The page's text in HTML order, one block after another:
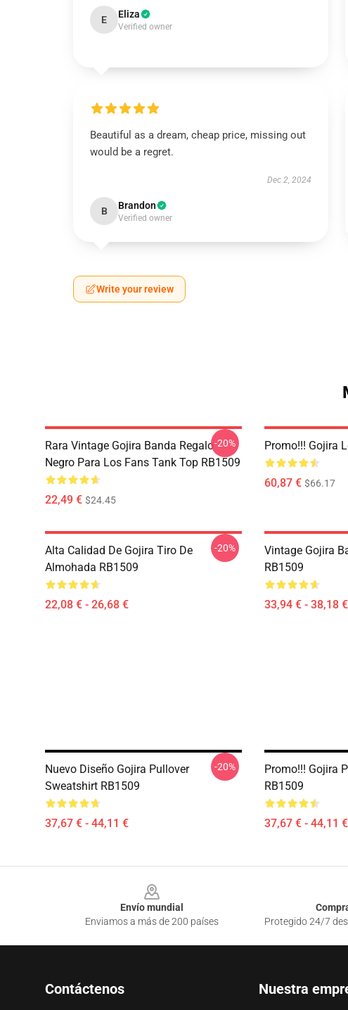
E Eliza
Verified owner
Beautiful as a dream, cheap price, missing out
would be a regret.
Dec 2, 2024
B Brandon
Verified owner
Write your review
Rara Vintage Gojira Banda Regalo
Negro Para Los Fans Tank Top RB1509
22,49 € $24.45
-20% Promo!!! Gojira
60,87 € $66.17
Alta Calidad De Gojira Tiro De
Almohada RB1509
22,08 € - 26,68 €
-20%
Vintage Gojira
RB1509
33,94 € - 38,18 €
Nuevo Diseño Gojira Pullover
Sweatshirt RB1509
37,67 € - 44,11 €
-20%
Promo!!! Gojira
RB1509
37,67 € - 44,11 €
Envío mundial
Enviamos a más de 200 países
Protegido 24/7
Contáctenos Nuestra